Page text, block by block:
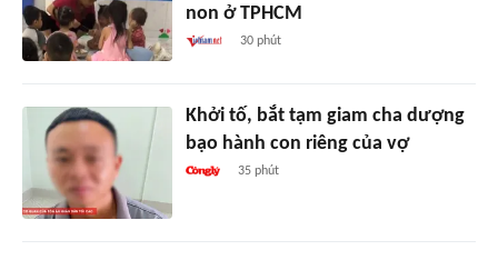
non ở TPHCM
30 phút
Khởi tố, bắt tạm giam cha dượng
bạo hành con riêng của vợ
35 phút